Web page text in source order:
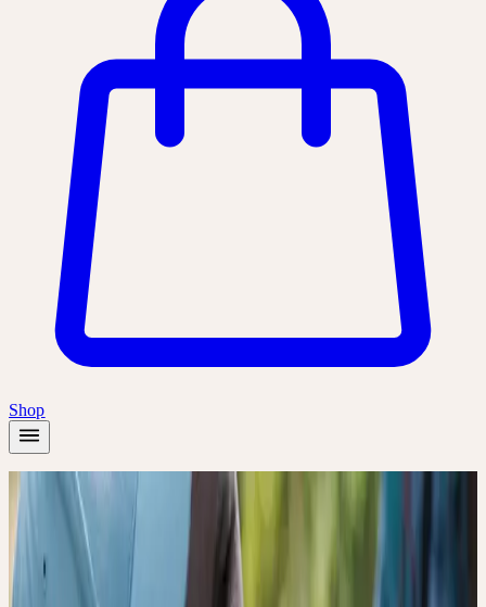
Shop
Accueil
Académie
Pflanzen-Exkursion: Heilpflanzen in der Natur begegnen
Présentiel
Introduction 🇨🇭 CH Tous